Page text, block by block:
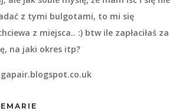
z tymi bulgotami, to mi się
z miejsca.. :) btw ile zapłaciłaś za
na jaki okres itp?